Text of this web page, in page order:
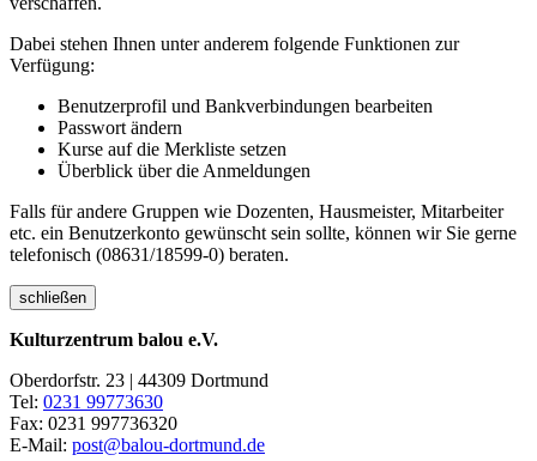
Dabei stehen Ihnen unter anderem folgende Funktionen zur
Verfügung:
Benutzerprofil und Bankverbindungen bearbeiten
Passwort ändern
Kurse auf die Merkliste setzen
Überblick über die Anmeldungen
Falls für andere Gruppen wie Dozenten, Hausmeister, Mitarbeiter
etc. ein Benutzerkonto gewünscht sein sollte, können wir Sie gerne
telefonisch (08631/18599-0) beraten.
schließen
Kulturzentrum balou e.V.
Oberdorfstr. 23 | 44309 Dortmund
Tel: 0231 99773630
Fax: 0231 997736320
E-Mail: post@balou-dortmund.de